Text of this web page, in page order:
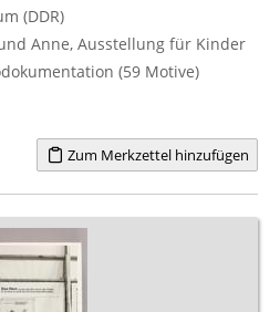
(DDR)
Anne, Ausstellung für Kinder
(59 Motive)
Zum Merkzettel hinzufügen